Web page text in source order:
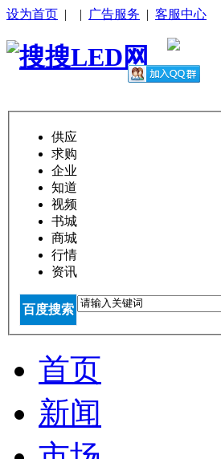
设为首页 | | 广告服务 | 客服中心
供应
求购
企业
知道
视频
书城
商城
行情
资讯
百度搜索
首页
新闻